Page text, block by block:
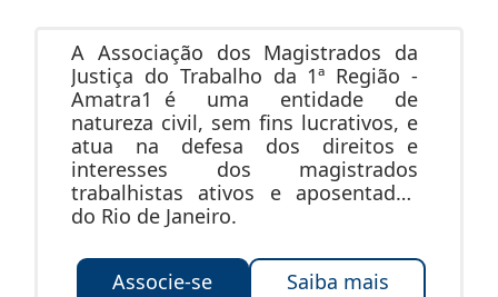
A Associação dos Magistrados da
Justiça do Trabalho da 1ª Região -
Amatra1 é uma entidade de
natureza civil, sem fins lucrativos, e
atua na defesa dos direitos e
interesses dos magistrados
trabalhistas ativos e aposentados
do Rio de Janeiro.
Associe-se Saiba mais